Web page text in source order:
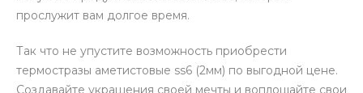
прослужит вам долгое время.
Так что не упустите возможность приобрести
термостразы аметистовые ss6 (2мм) по выгодной цене.
Создавайте украшения своей мечты и воплощайте свои